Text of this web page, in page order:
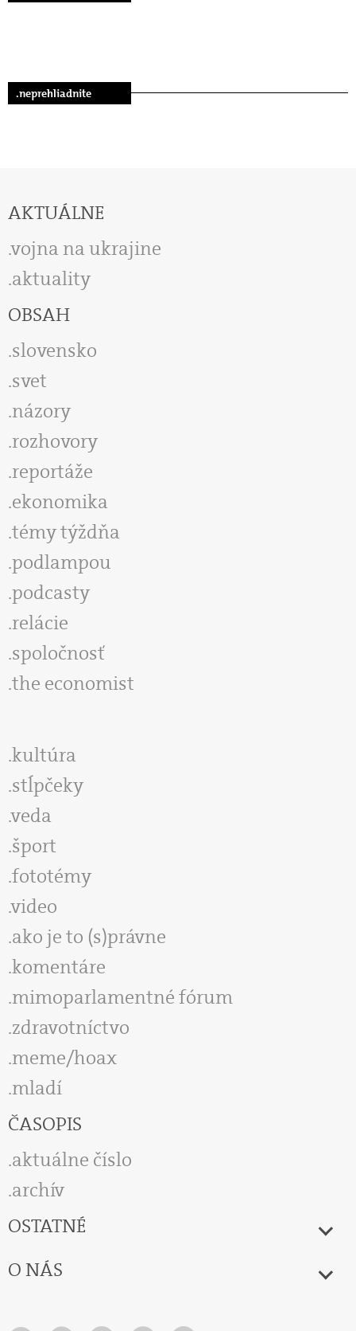
.neprehliadnite
AKTUÁLNE
vojna na ukrajine
aktuality
OBSAH
slovensko
svet
názory
rozhovory
reportáže
ekonomika
témy týždňa
podlampou
podcasty
relácie
spoločnosť
the economist
kultúra
stĺpčeky
veda
šport
fototémy
video
ako je to (s)právne
komentáre
mimoparlamentné fórum
zdravotníctvo
meme/hoax
mladí
ČASOPIS
aktuálne číslo
archív
OSTATNÉ
O NÁS